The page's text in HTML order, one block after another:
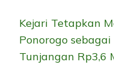
Kejari Tetapkan
Ponorogo
Tunjangan Rp3,6